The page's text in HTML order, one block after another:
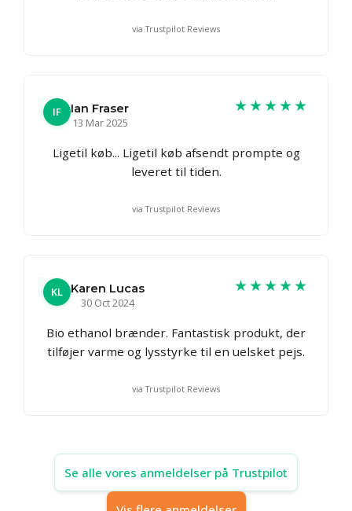
via Trustpilot Reviews
IF
Ian Fraser
13 Mar 2025
★★★★★
Ligetil køb... Ligetil køb afsendt prompte og
leveret til tiden.
via Trustpilot Reviews
KL
Karen Lucas
30 Oct 2024
★★★★★
Bio ethanol brænder. Fantastisk produkt, der
tilføjer varme og lysstyrke til en uelsket pejs.
via Trustpilot Reviews
Se alle vores anmeldelser på Trustpilot